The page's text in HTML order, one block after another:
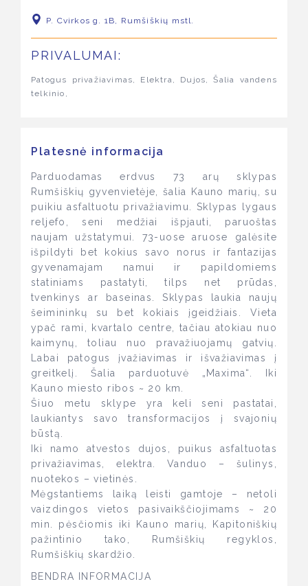
P. Cvirkos g. 1B, Rumšiškių mstl.
PRIVALUMAI:
Patogus privažiavimas, Elektra, Dujos, Šalia vandens
telkinio,
Platesnė informacija
Parduodamas erdvus 73 arų sklypas
Rumšiškių gyvenvietėje, šalia Kauno marių, su
puikiu asfaltuotu privažiavimu. Sklypas lygaus
reljefo, seni medžiai išpjauti, paruoštas
naujam užstatymui. 73-uose aruose galėsite
išpildyti bet kokius savo norus ir fantazijas
gyvenamajam namui ir papildomiems
statiniams pastatyti, tilps net prūdas,
tvenkinys ar baseinas. Sklypas laukia naujų
šeimininkų su bet kokiais įgeidžiais. Vieta
ypač rami, kvartalo centre, tačiau atokiau nuo
kaimynų, toliau nuo pravažiuojamų gatvių.
Labai patogus įvažiavimas ir išvažiavimas į
greitkelį. Šalia parduotuvė „Maxima“. Iki
Kauno miesto ribos ~ 20 km.
Šiuo metu sklype yra keli seni pastatai,
laukiantys savo transformacijos į svajonių
būstą.
Iki namo atvestos dujos, puikus asfaltuotas
privažiavimas, elektra. Vanduo – šulinys,
nuotekos – vietinės.
Mėgstantiems laiką leisti gamtoje – netoli
vaizdingos vietos pasivaikščiojimams ~ 20
min. pėsčiomis iki Kauno marių, Kapitoniškių
pažintinio tako, Rumšiškių regyklos,
Rumšiškių skardžio.
BENDRA INFORMACIJA